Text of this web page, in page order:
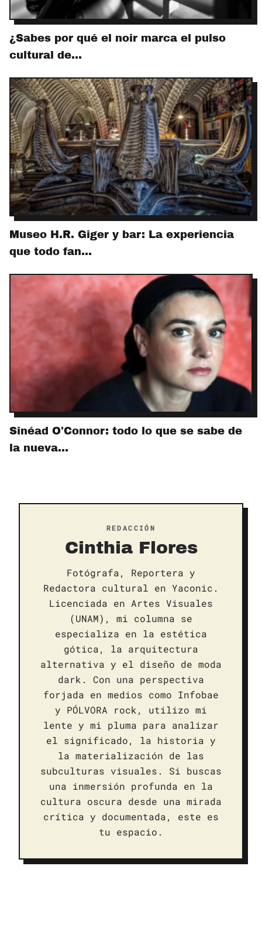
¿Sabes por qué el noir marca el pulso
cultural de…
Museo H.R. Giger y bar: La experiencia
que todo fan…
Sinéad O'Connor: todo lo que se sabe de
la nueva…
REDACCIÓN
Cinthia Flores
Fotógrafa, Reportera y
Redactora cultural en Yaconic.
Licenciada en Artes Visuales
(UNAM), mi columna se
especializa en la estética
gótica, la arquitectura
alternativa y el diseño de moda
dark. Con una perspectiva
forjada en medios como Infobae
y PÓLVORA rock, utilizo mi
lente y mi pluma para analizar
el significado, la historia y
la materialización de las
subculturas visuales. Si buscas
una inmersión profunda en la
cultura oscura desde una mirada
crítica y documentada, este es
tu espacio.